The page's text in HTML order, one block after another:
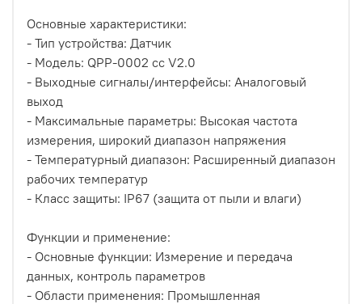
Основные характеристики:
- Тип устройства: Датчик
- Модель: QPP-0002 cc V2.0
- Выходные сигналы/интерфейсы: Аналоговый
выход
- Максимальные параметры: Высокая частота
измерения, широкий диапазон напряжения
- Температурный диапазон: Расширенный диапазон
рабочих температур
- Класс защиты: IP67 (защита от пыли и влаги)
Функции и применение:
- Основные функции: Измерение и передача
данных, контроль параметров
- Области применения: Промышленная